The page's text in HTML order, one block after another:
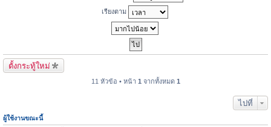
เรียงตาม
ตั้งกระทู้ใหม่
11 หัวข้อ • หน้า 1 จากทั้งหมด 1
ไปที่
ผู้ใช้งานขณะนี้